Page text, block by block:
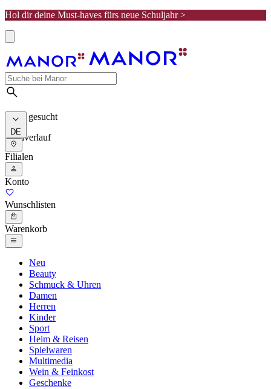
Hol dir deine Must-haves fürs neue Schuljahr >
Meist gesucht
Suchverlauf
DE
Filialen
Konto
Wunschlisten
Warenkorb
Neu
Beauty
Schmuck & Uhren
Damen
Herren
Kinder
Sport
Heim & Reisen
Spielwaren
Multimedia
Wein & Feinkost
Geschenke